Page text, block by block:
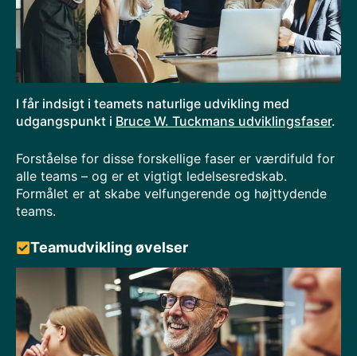
I får indsigt i teamets naturlige udvikling med
udgangspunkt i Bruce W. Tuckmans udviklingsfaser.
Forståelse for disse forskellige faser er værdifuld for
alle teams – og er et vigtigt ledelsesredskab.
Formålet er at skabe velfungerende og højttydende
teams.
Teamudvikling øvelser